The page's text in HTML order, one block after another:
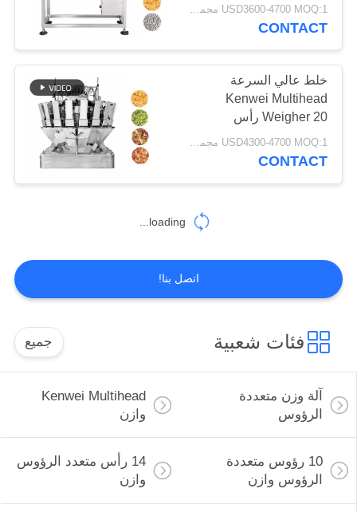
آلات الكشف عن
المعادن
25
ماكينات التعبئة
10
آلة تغليف نصف
أوتوماتيكية
14
USD3600-4700 MOQ:1 مجموعة
CONTACT
خلط عالي السرعة
Kenwei Multihead
Weigher 20 رأس
USD4300-4700 MOQ:1 مجموعة
CONTACT
loading...
اتصل بنا!
فئات شعبية جميع
آلة وزن متعددة
الرؤوس
Kenwei Multihead
وازن
10 رؤوس متعددة
الرؤوس وازن
14 رأس متعدد الرؤوس
وازن